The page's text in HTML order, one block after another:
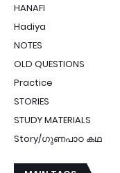
HANAFI
Hadiya
NOTES
OLD QUESTIONS
Practice
STORIES
STUDY MATERIALS
Story/ഗുണപാഠ കഥ